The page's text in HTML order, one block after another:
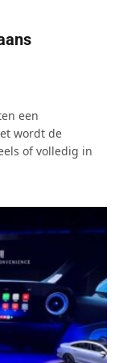
een
wordt de
of volledig in